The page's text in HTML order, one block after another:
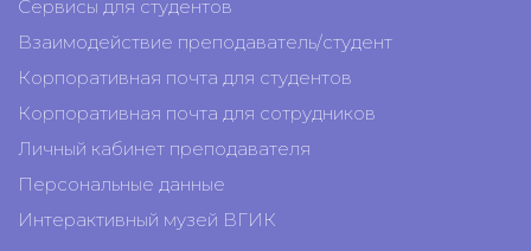
Сервисы для студентов
Взаимодействие преподаватель/студент
Корпоративная почта для студентов
Корпоративная почта для сотрудников
Личный кабинет преподавателя
Персональные данные
Интерактивный музей ВГИК